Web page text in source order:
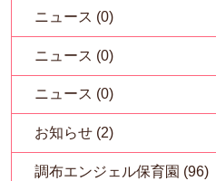
ニュース (0)
ニュース (0)
ニュース (0)
お知らせ (2)
調布エンジェル保育園 (96)